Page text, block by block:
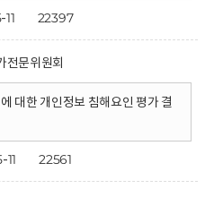
22397
전문위원회
대한 개인정보 침해요인 평가 결
22561